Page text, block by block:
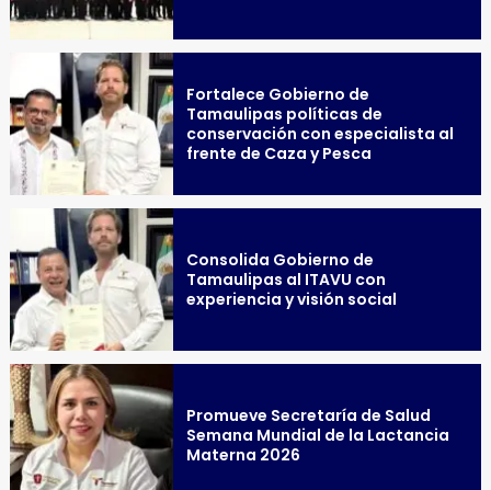
Fortalece Gobierno de
Tamaulipas políticas de
conservación con especialista al
frente de Caza y Pesca
Consolida Gobierno de
Tamaulipas al ITAVU con
experiencia y visión social
Promueve Secretaría de Salud
Semana Mundial de la Lactancia
Materna 2026